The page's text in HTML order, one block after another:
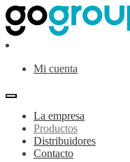
Ir
a
la
navegación
Ir
al
contenido
Mi cuenta
La empresa
Productos
Distribuidores
Contacto